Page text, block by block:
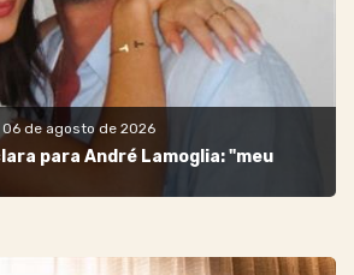
06 de agosto de 2026
para André Lamoglia: "meu